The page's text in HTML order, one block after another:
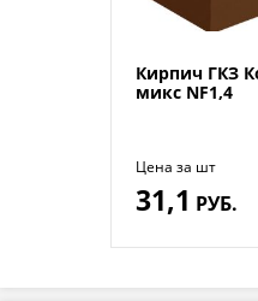
Кирпич ГКЗ
микс NF1,4
Цена за шт
31,1 РУБ.